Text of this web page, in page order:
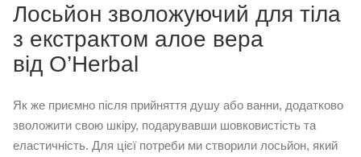
Лосьйон зволожуючий для тіла
з екстрактом алое вера
від O’Herbal
Як же приємно після прийняття душу або ванни, додатково
зволожити свою шкіру, подарувавши шовковистість та
еластичність. Для цієї потреби ми створили лосьйон, який